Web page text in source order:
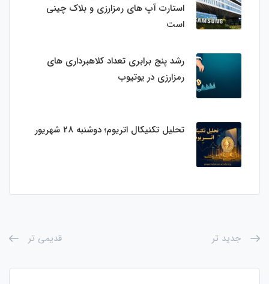
استارت‌ آپ‌ های رمزارزی و بلاک چینی
است
رشد پنج برابری تعداد کلاهبرداری های
رمزارزی در یوتیوب
تحلیل تکنیکال اتریوم؛ دوشنبه 28 شهریور
جدید تر قدیمی تر